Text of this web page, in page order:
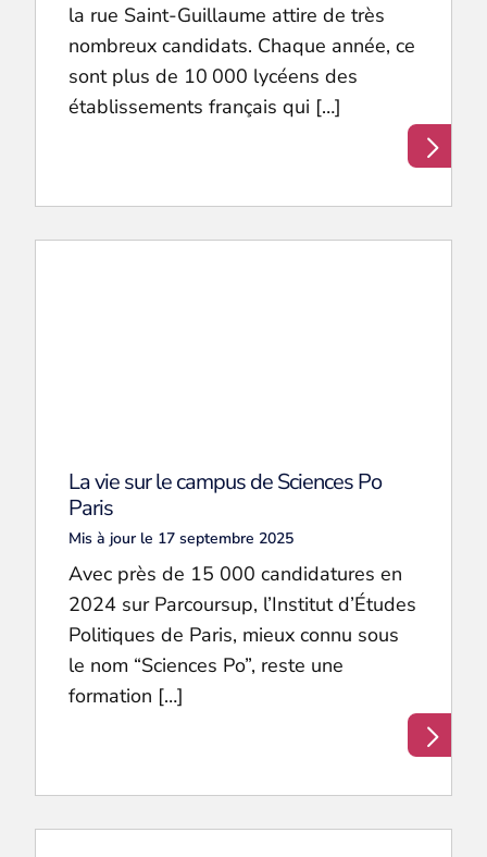
la rue Saint-Guillaume attire de très
nombreux candidats. Chaque année, ce
sont plus de 10 000 lycéens des
établissements français qui […]
La vie sur le campus de Sciences Po
Paris
Mis à jour le 17 septembre 2025
Avec près de 15 000 candidatures en
2024 sur Parcoursup, l’Institut d’Études
Politiques de Paris, mieux connu sous
le nom “Sciences Po”, reste une
formation […]